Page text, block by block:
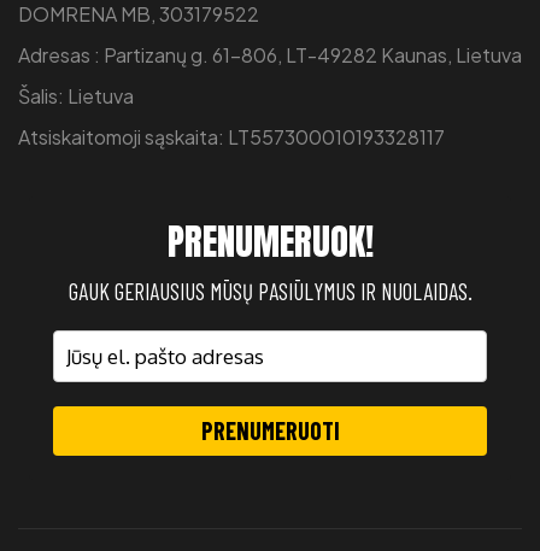
DOMRENA MB, 303179522
Adresas : Partizanų g. 61-806, LT-49282 Kaunas, Lietuva
Šalis: Lietuva
Atsiskaitomoji sąskaita: LT557300010193328117
PRENUMERUOK!
GAUK GERIAUSIUS MŪSŲ PASIŪLYMUS IR NUOLAIDAS.
PRENUMERUOTI